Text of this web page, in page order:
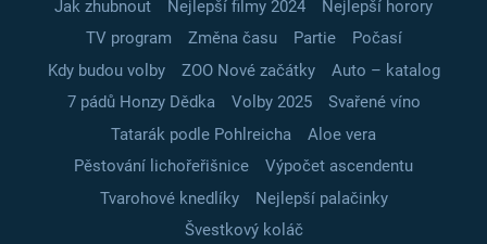
Jak zhubnout Nejlepší filmy 2024
Nejlepší horory
TV program
Změna času Partie
Počasí
Kdy budou volby
ZOO Nové začátky
Auto – katalog
7 pádů Honzy Dědka
Volby 2025
Svařené víno
Tatarák podle Pohlreicha
Aloe vera
Pěstování lichořeřišnice
Výpočet ascendentu
Tvarohové knedlíky
Nejlepší palačinky
Švestkový koláč